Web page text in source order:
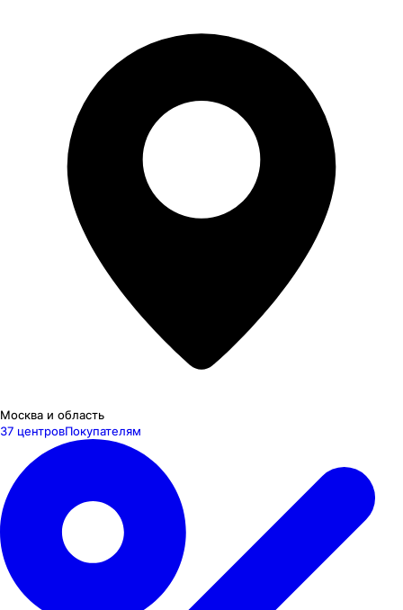
Москва и область
37 центровПокупателям